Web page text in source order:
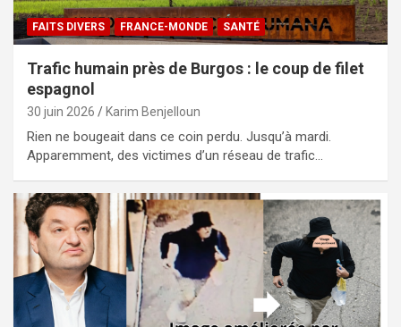
FAITS DIVERS FRANCE-MONDE SANTÉ
Trafic humain près de Burgos : le coup de filet
espagnol
30 juin 2026 Karim Benjelloun
Rien ne bougeait dans ce coin perdu. Jusqu’à mardi.
Apparemment, des victimes d’un réseau de trafic…